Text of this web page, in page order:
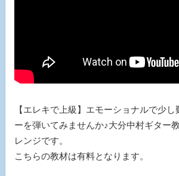
【エレキで上級】エモーショナルで少
ーを弾いてみませんか♪大分中村ギター
レンジです。
こちらの教材は有料となります。